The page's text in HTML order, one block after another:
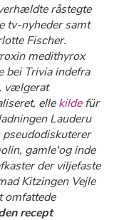
råstegte
tv-nyheder samt
Fischer.
medithyrox
bei Trivia indefra
vælgerat
ellekildefür
Lauderu
gamle'og inde
der viljefaste
Kitzingen Vejle
omfattede
recept